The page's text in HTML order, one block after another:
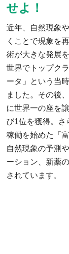
せよ！
近年、自然現象
くことで現象を
術が大きな発展
世界でトップク
ータ」という当
ました。その後
に世界一の座を
び1位を獲得。さ
稼働を始めた「
自然現象の予測
ーション、新薬
されています。